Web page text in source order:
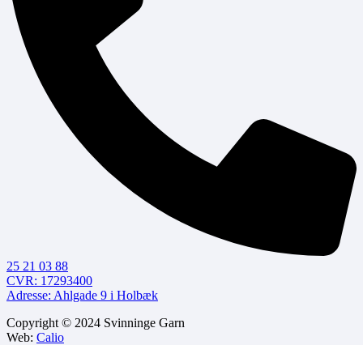
25 21 03 88
CVR: 17293400
Adresse: Ahlgade 9 i Holbæk
Copyright © 2024 Svinninge Garn
Web: Calio